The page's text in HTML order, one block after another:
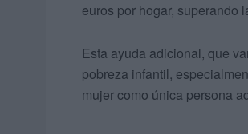
euros por hogar, superando
Esta ayuda adicional, que
pobreza infantil,
mujer como única persona